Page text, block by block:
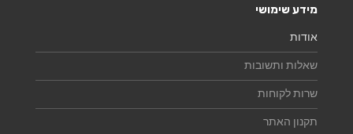
מידע שימושי
אודות
שאלות ותשובות
שרות לקוחות
תקנון האתר